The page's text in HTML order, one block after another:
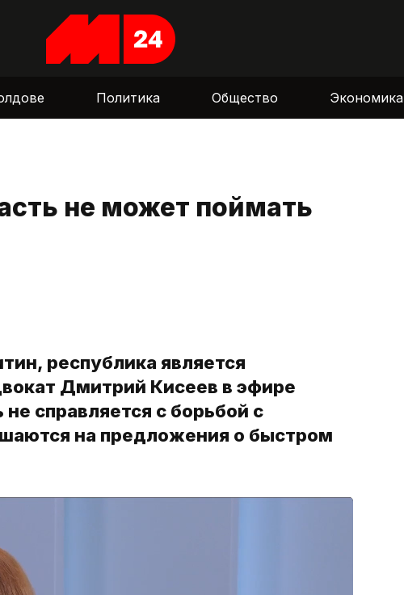
Политика Общество Экономика
не может поймать
республика является
Дмитрий Кисеев в эфире
справляется с борьбой с
на предложения о быстром